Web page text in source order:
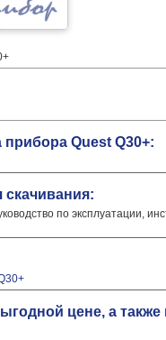
Quest Q30+:
по эксплуатации,
цене, а